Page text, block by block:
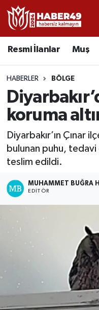
Resmi İlanlar Muş
HABERLER BÖLGE
koruma
Diyarbakır’ın Çınar
bulunan puhu,
teslim edildi.
MUHAMMET BUĞRA
EDITÖR
Resmi İlanlar
Asayiş
Bölge
Eğitim
Ekonomi
Gündem
Siyaset
Kültür Sanat
Uşak Nöbetçi
Uşak Hava
Uşak Namaz
Uşak Trafik
TFF 2.Lig
Son Dakika